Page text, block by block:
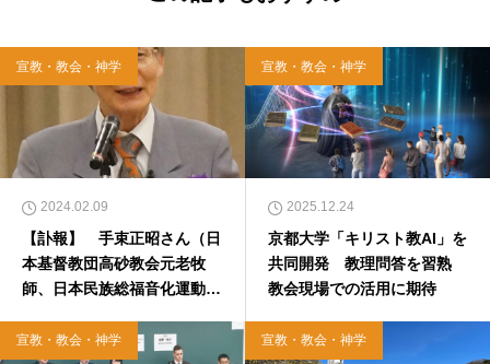
宣教・教会・神学
2024.02.09
【訃報】 手束正昭さん（日
本基督教団高砂教会元老牧
師、日本民族総福音化運動協
宣教・教会・神学
2025.12.24
京都大学「キリスト教AI」を
共同開発 教理問答を習熟
教会現場での活用に期待
宣教・教会・神学 宣教・教会・神学